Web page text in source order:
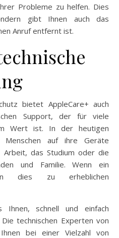
Probleme zu helfen. Dies
gibt Ihnen auch das
Anruf entfernt ist.
bietet AppleCare+ auch
Support, der für viele
Wert ist. In der heutigen
auf ihre Geräte
das Studium oder die
und Familie. Wenn ein
dies zu erheblichen
Ihnen, schnell und einfach
technischen Experten von
bei einer Vielzahl von